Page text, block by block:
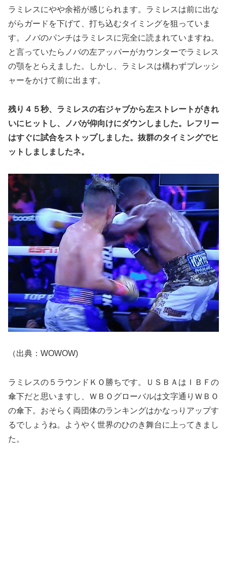
ラミレスにやや余裕が感じられます。ラミレスは前に出な
がらガードを下げて、打ち込むタイミングを狙っていま
す。ノバのパンチはラミレスに完全に読まれていますね。
と言っていたらノバの左アッパーがカウンターでラミレス
の顎をとらえました。しかし、ラミレスは構わずプレッシ
ャーをかけて前に出ます。
残り４５秒、ラミレスの右ジャブから左ストレートがきれ
いにヒットし、ノバが仰向けにダウンしました。レフリー
はすぐに試合をストップしました。抜群のタイミングでヒ
ットしましましたネ。
（出典：WOWOW)
ラミレスの５ラウンドＫＯ勝ちです。ＵＳＢＡはＩＢＦの
傘下だと思いますし、ＷＢＯグローバルは文字通りＷＢＯ
の傘下。おそらく両団体のランキングはかなっりアップす
るでしょうね。ようやく世界のひのき舞台に上ってきまし
た。